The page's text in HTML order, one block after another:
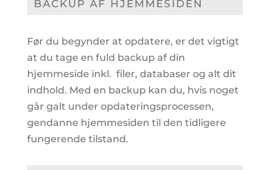
BACKUP AF HJEMMESIDEN
Før du begynder at opdatere, er det vigtigt
at du tage en fuld backup af din
hjemmeside inkl. filer, databaser og alt dit
indhold. Med en backup kan du, hvis noget
går galt under opdateringsprocessen,
gendanne hjemmesiden til den tidligere
fungerende tilstand.